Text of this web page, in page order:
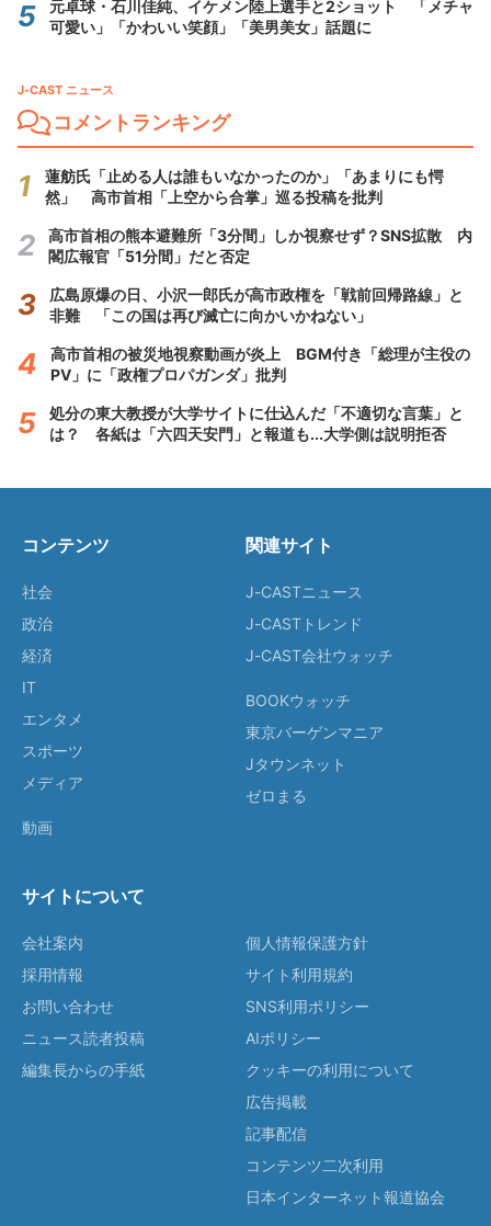
元卓球・石川佳純、イケメン陸上選手と2ショット 「メチャ
可愛い」「かわいい笑顔」「美男美女」話題に
J-CAST ニュース
コメントランキング
蓮舫氏「止める人は誰もいなかったのか」「あまりにも愕
然」 高市首相「上空から合掌」巡る投稿を批判
高市首相の熊本避難所「3分間」しか視察せず？SNS拡散 内
閣広報官「51分間」だと否定
広島原爆の日、小沢一郎氏が高市政権を「戦前回帰路線」と
非難 「この国は再び滅亡に向かいかねない」
高市首相の被災地視察動画が炎上 BGM付き「総理が主役の
PV」に「政権プロパガンダ」批判
処分の東大教授が大学サイトに仕込んだ「不適切な言葉」と
は？ 各紙は「六四天安門」と報道も...大学側は説明拒否
コンテンツ
社会
政治
経済
IT
エンタメ
スポーツ
メディア
動画
関連サイト
J-CASTニュース
J-CASTトレンド
J-CAST会社ウォッチ
BOOKウォッチ
東京バーゲンマニア
Jタウンネット
ゼロまる
サイトについて
会社案内
採用情報
お問い合わせ
ニュース読者投稿
編集長からの手紙
個人情報保護方針
サイト利用規約
SNS利用ポリシー
AIポリシー
クッキーの利用について
広告掲載
記事配信
コンテンツ二次利用
日本インターネット報道協会